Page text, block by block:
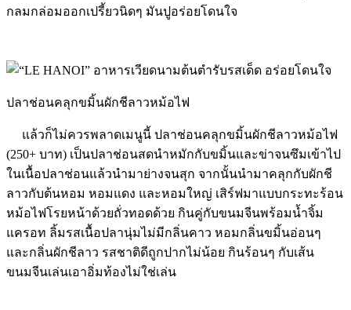
กลมกล่อมออกเปรี้ยวนิดๆ มันปูอร่อยโดนใจ
ปลาช่อนคลุกขมิ้นผักชีลาวหม้อไฟ
แล้วก็ไม่ควรพลาดเมนูนี้ ปลาช่อนคลุกขมิ้นผักชีลาวหม้อไฟ
(250+ บาท) เป็นปลาช่อนสดนำหมักกับขมิ้นและข่าจนซึมเข้าไป
ในเนื้อปลาช่อนแล้วนำมาย่างจนสุก จากนั้นนำมาคลุกกับผักชี
ลาวกับต้นหอม หอมแดง และหอมใหญ่ เสิร์ฟมาแบบกระทะร้อน
หม้อไฟโรยหน้าด้วยถั่วทอดด้วย กินคู่กับขนมจีนพร้อมน้ำจิ้ม
แครอท ลิ้มรสเนื้อปลานุ่มไม่มีกลิ่นคาว หอมกลิ่นขมิ้นอ่อนๆ
และกลิ่นผักชีลาว รสชาติดีถูกปากไม่น้อย กินร้อนๆ กับเส้น
ขนมจีนเล่นเอาอิ่มท้องไม่ใช่เล่น